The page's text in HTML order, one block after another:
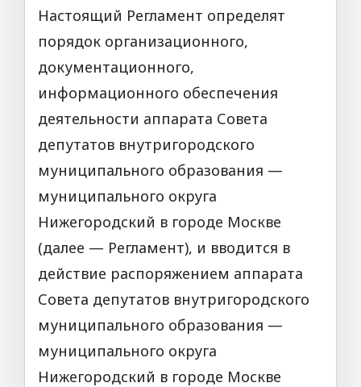
Настоящий Регламент определят
порядок организационного,
документационного,
информационного обеспечения
деятельности аппарата Совета
депутатов внутригородского
муниципального образования —
муниципального округа
Нижегородский в городе Москве
(далее — Регламент), и вводится в
действие распоряжением аппарата
Совета депутатов внутригородского
муниципального образования —
муниципального округа
Нижегородский в городе Москве